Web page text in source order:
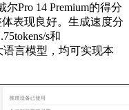
尔Pro 14 Premium的得分
体表现良好。生成速度分
s和
语言模型，均可实现本